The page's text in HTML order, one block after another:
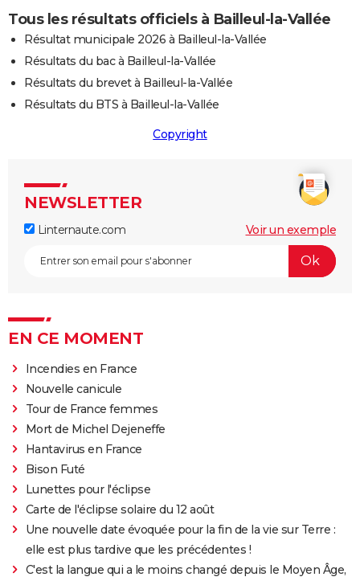
Tous les résultats officiels à Bailleul-la-Vallée
Résultat municipale 2026 à Bailleul-la-Vallée
Résultats du bac à Bailleul-la-Vallée
Résultats du brevet à Bailleul-la-Vallée
Résultats du BTS à Bailleul-la-Vallée
Copyright
NEWSLETTER
Linternaute.com Voir un exemple
EN CE MOMENT
Incendies en France
Nouvelle canicule
Tour de France femmes
Mort de Michel Dejeneffe
Hantavirus en France
Bison Futé
Lunettes pour l'éclipse
Carte de l'éclipse solaire du 12 août
Une nouvelle date évoquée pour la fin de la vie sur Terre :
elle est plus tardive que les précédentes !
C'est la langue qui a le moins changé depuis le Moyen Âge,